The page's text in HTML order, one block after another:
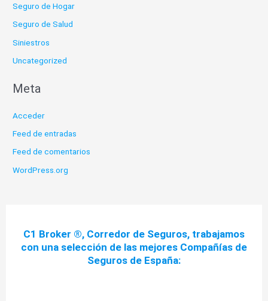
Seguro de Hogar
Seguro de Salud
Siniestros
Uncategorized
Meta
Acceder
Feed de entradas
Feed de comentarios
WordPress.org
C1 Broker ®, Corredor de Seguros, trabajamos
con una selección de las mejores Compañías de
Seguros de España: